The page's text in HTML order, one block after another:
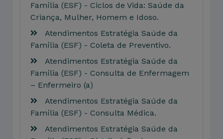
Família (ESF) - Ciclos de Vida: Saúde da
Criança, Mulher, Homem e Idoso.
Atendimentos Estratégia Saúde da
Família (ESF) - Coleta de Preventivo.
Atendimentos Estratégia Saúde da
Família (ESF) - Consulta de Enfermagem
– Enfermeiro (a)
Atendimentos Estratégia Saúde da
Família (ESF) - Consulta Médica.
Atendimentos Estratégia Saúde da